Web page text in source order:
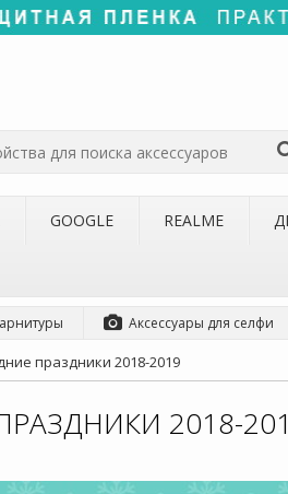
GOOGLE REALME
Аксессуары для селфи
праздники 2018-2019
2018-